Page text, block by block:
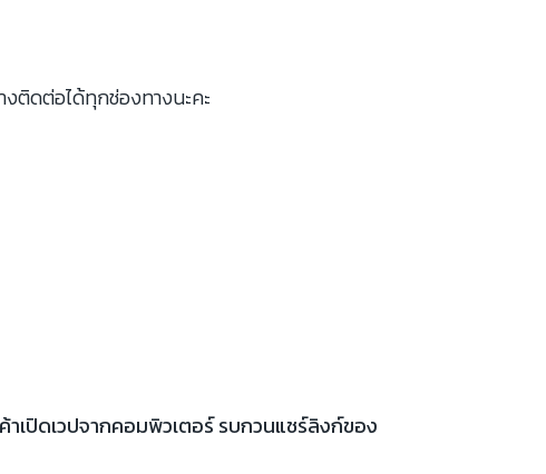
ติดต่อได้ทุกช่องทางนะคะ
เปิดเวปจากคอมพิวเตอร์ รบกวนแชร์ลิงก์ของ